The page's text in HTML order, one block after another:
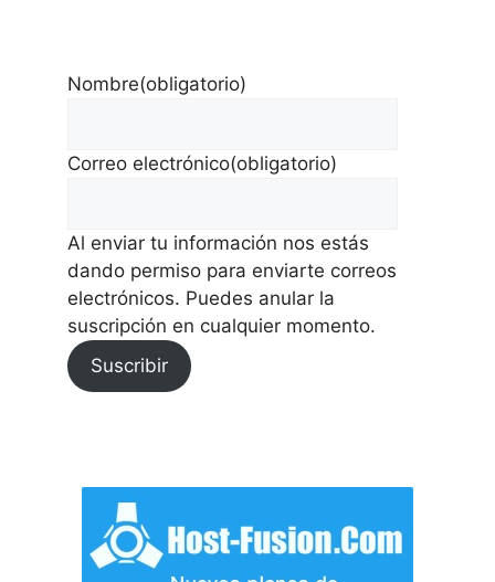
Nombre(obligatorio)
Correo electrónico(obligatorio)
Al enviar tu información nos estás
dando permiso para enviarte correos
electrónicos. Puedes anular la
suscripción en cualquier momento.
Suscribir